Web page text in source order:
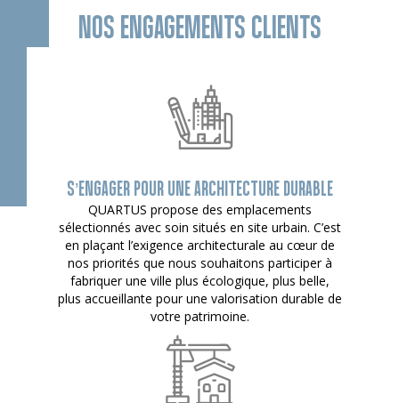
NOS ENGAGEMENTS CLIENTS
S’ENGAGER POUR UNE ARCHITECTURE DURABLE
QUARTUS propose des emplacements
sélectionnés avec soin situés en site urbain. C’est
en plaçant l’exigence architecturale au cœur de
nos priorités que nous souhaitons participer à
fabriquer une ville plus écologique, plus belle,
plus accueillante pour une valorisation durable de
votre patrimoine.